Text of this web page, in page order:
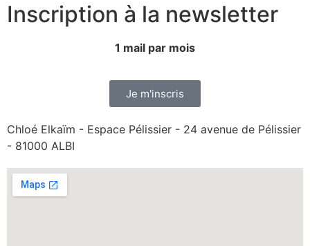
Inscription à la newsletter
1 mail par mois
Je m'inscris
Chloé Elkaïm - Espace Pélissier - 24 avenue de Pélissier
- 81000 ALBI